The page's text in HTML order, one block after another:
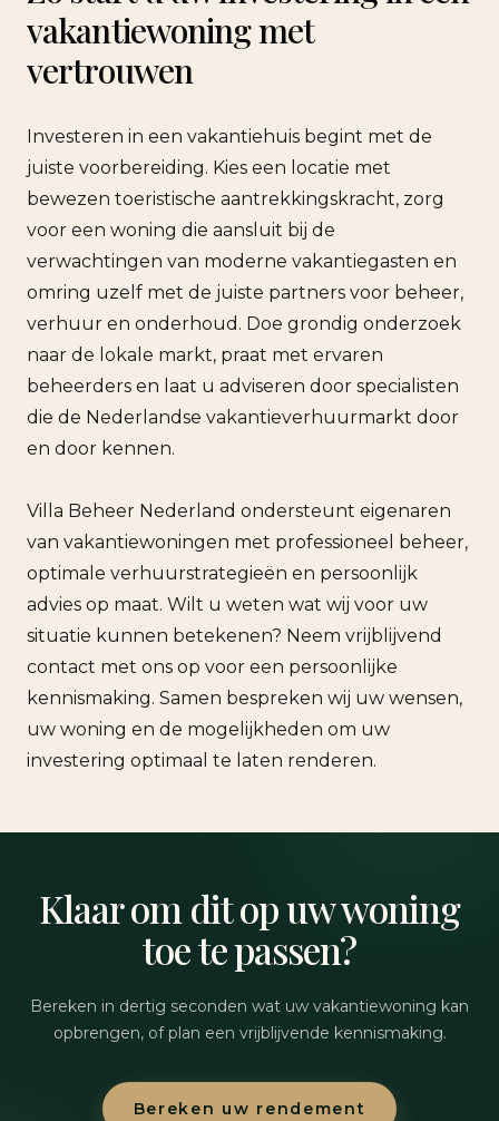
vakantiewoning met
vertrouwen
Investeren in een vakantiehuis begint met de
juiste voorbereiding. Kies een locatie met
bewezen toeristische aantrekkingskracht, zorg
voor een woning die aansluit bij de
verwachtingen van moderne vakantiegasten en
omring uzelf met de juiste partners voor beheer,
verhuur en onderhoud. Doe grondig onderzoek
naar de lokale markt, praat met ervaren
beheerders en laat u adviseren door specialisten
die de Nederlandse vakantieverhuurmarkt door
en door kennen.
Villa Beheer Nederland ondersteunt eigenaren
van vakantiewoningen met professioneel beheer,
optimale verhuurstrategieën en persoonlijk
advies op maat. Wilt u weten wat wij voor uw
situatie kunnen betekenen? Neem vrijblijvend
contact met ons op voor een persoonlijke
kennismaking. Samen bespreken wij uw wensen,
uw woning en de mogelijkheden om uw
investering optimaal te laten renderen.
Klaar om dit op uw woning
toe te passen?
Bereken in dertig seconden wat uw vakantiewoning kan
opbrengen, of plan een vrijblijvende kennismaking.
Bereken uw rendement